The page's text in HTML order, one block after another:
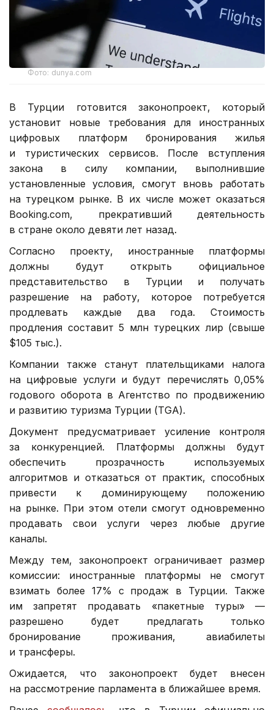
Фото: dunya.com
В Турции готовится законопроект, который
установит новые требования для иностранных
цифровых платформ бронирования жилья
и туристических сервисов. После вступления
закона в силу компании, выполнившие
установленные условия, смогут вновь работать
на турецком рынке. В их числе может оказаться
Booking.com, прекративший деятельность
в стране около девяти лет назад.
Согласно проекту, иностранные платформы
должны будут открыть официальное
представительство в Турции и получать
разрешение на работу, которое потребуется
продлевать каждые два года. Стоимость
продления составит 5 млн турецких лир (свыше
$105 тыс.).
Компании также станут плательщиками налога
на цифровые услуги и будут перечислять 0,05%
годового оборота в Агентство по продвижению
и развитию туризма Турции (TGA).
Документ предусматривает усиление контроля
за конкуренцией. Платформы должны будут
обеспечить прозрачность используемых
алгоритмов и отказаться от практик, способных
привести к доминирующему положению
на рынке. При этом отели смогут одновременно
продавать свои услуги через любые другие
каналы.
Между тем, законопроект ограничивает размер
комиссии: иностранные платформы не смогут
взимать более 17% с продаж в Турции. Также
им запретят продавать «пакетные туры» —
разрешено будет предлагать только
бронирование проживания, авиабилеты
и трансферы.
Ожидается, что законопроект будет внесен
на рассмотрение парламента в ближайшее время.